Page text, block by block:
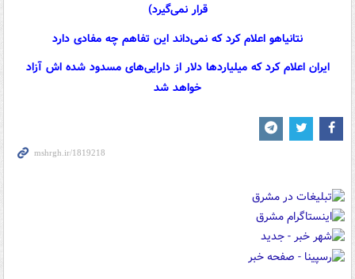
قرار نمی‌گیرد)
نتانیاهو اعلام کرد که نمی‌داند این تفاهم چه مفادی دارد
ایران اعلام کرد که میلیاردها دلار از دارایی‌های مسدود شده اش آزاد
خواهد شد